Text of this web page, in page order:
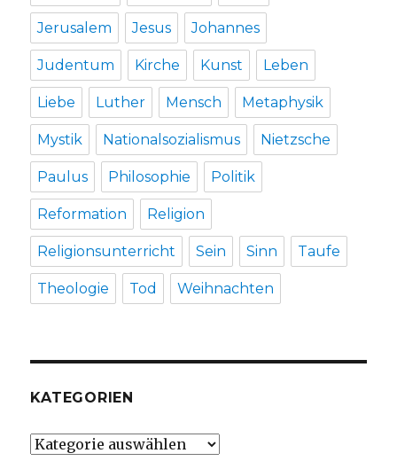
Jerusalem Jesus Johannes
Judentum Kirche Kunst Leben
Liebe Luther Mensch Metaphysik
Mystik Nationalsozialismus Nietzsche
Paulus Philosophie Politik
Reformation Religion
Religionsunterricht Sein Sinn Taufe
Theologie Tod Weihnachten
KATEGORIEN
Kategorien